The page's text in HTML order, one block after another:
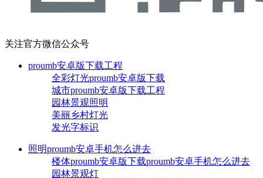
关注官方微信公众号
proumb安卓版下载工程
全彩灯光proumb安卓版下载
城市proumb安卓版下载工程
园林景观照明
美丽乡村灯光
发光字标识
照明proumb安卓手机怎么进去
楼体proumb安卓版下载proumb安卓手机怎么进去
园林景观灯